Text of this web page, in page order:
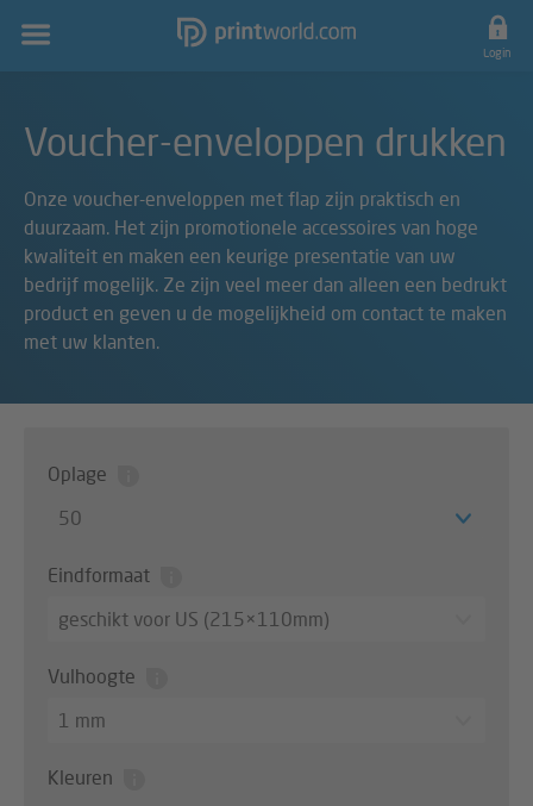
Hoofdnavigatie
Login
Voucher-enveloppen drukken
Onze voucher-enveloppen met flap zijn praktisch en
duurzaam. Het zijn promotionele accessoires van hoge
kwaliteit en maken een keurige presentatie van uw
bedrijf mogelijk. Ze zijn veel meer dan alleen een bedrukt
product en geven u de mogelijkheid om contact te maken
met uw klanten.
Oplage
50
Eindformaat
geschikt voor US (215×110mm)
Vulhoogte
1 mm
Kleuren